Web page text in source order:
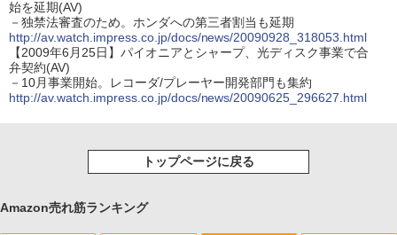
始を延期(AV)
－独禁法審査のため。ホンダへの第三者割当も延期
http://av.watch.impress.co.jp/docs/news/20090928_318053.html
【2009年6月25日】パイオニアとシャープ、光ディスク事業で合
弁契約(AV)
－10月事業開始。レコーダ/プレーヤー開発部門も集約
http://av.watch.impress.co.jp/docs/news/20090625_296627.html
トップページに戻る
Amazon売れ筋ランキング